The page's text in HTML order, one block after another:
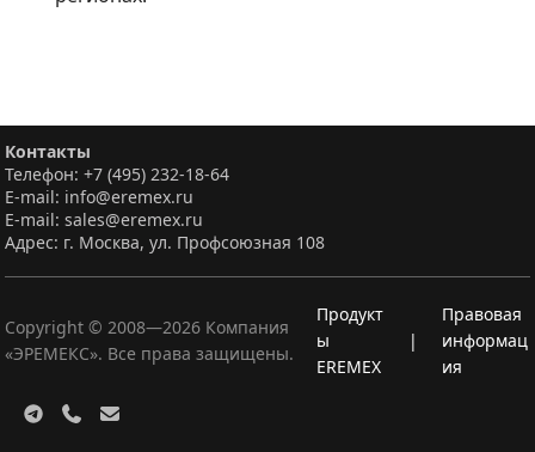
Контакты
Телефон: +7 (495) 232-18-64
E-mail: info@eremex.ru
E-mail: sales@eremex.ru
Адрес: г. Москва, ул. Профсоюзная 108
Copyright © 2008—2026 Компания
«ЭРЕМЕКС». Все права защищены.
Продукт
ы
EREMEX
|
Правовая
информац
ия